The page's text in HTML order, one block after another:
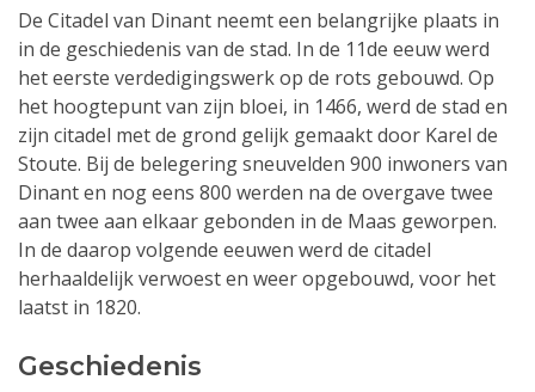
De Citadel van Dinant neemt een belangrijke plaats in
in de geschiedenis van de stad. In de 11de eeuw werd
het eerste verdedigingswerk op de rots gebouwd. Op
het hoogtepunt van zijn bloei, in 1466, werd de stad en
zijn citadel met de grond gelijk gemaakt door Karel de
Stoute. Bij de belegering sneuvelden 900 inwoners van
Dinant en nog eens 800 werden na de overgave twee
aan twee aan elkaar gebonden in de Maas geworpen.
In de daarop volgende eeuwen werd de citadel
herhaaldelijk verwoest en weer opgebouwd, voor het
laatst in 1820.
Geschiedenis